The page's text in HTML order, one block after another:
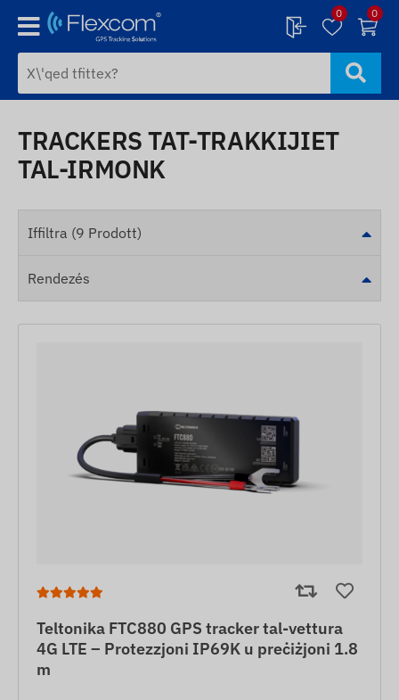
0 0
TRACKERS TAT-TRAKKIJIET
TAL-IRMONK
Iffiltra (9 Prodott)
Rendezés
Teltonika FTC880 GPS tracker tal-vettura
4G LTE – Protezzjoni IP69K u preċiżjoni 1.8
m